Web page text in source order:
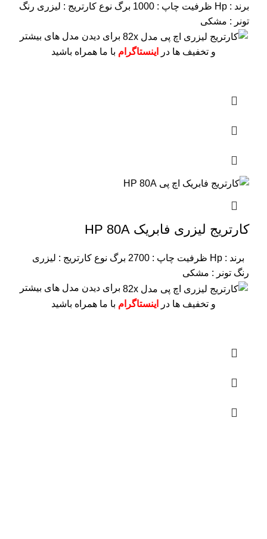
برند : Hp ظرفیت چاپ : 1000 برگ نوع کارتریج : لیزری رنگ
تونر : مشکی
برای دیدن مدل های بیشتر
و تخفیف ها در
اینستاگرام با ما همراه باشید
کارتریج لیزری فابریک HP 80A
برند : Hp ظرفیت چاپ : 2700 برگ
نوع کارتریج : لیزری
رنگ تونر : مشکی
برای دیدن مدل های بیشتر
و تخفیف ها در
اینستاگرام با ما همراه باشید